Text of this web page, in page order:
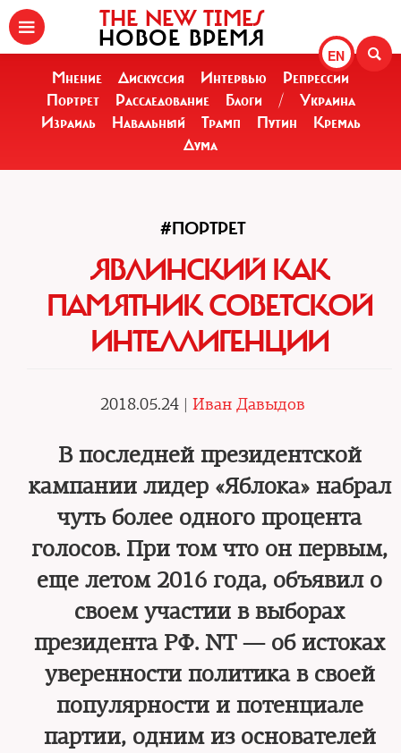
EN
THE NEW TIMES
НОВОЕ ВРЕМЯ
Мнение Дискуссия Интервью
Репрессии
Портрет
Расследование Блоги /
Украина
Израиль
Навальный Трамп Путин
Кремль
Дума
#ПОРТРЕТ
ЯВЛИНСКИЙ КАК
ПАМЯТНИК СОВЕТСКОЙ
ИНТЕЛЛИГЕНЦИИ
2018.05.24 | Иван Давыдов
В последней президентской
кампании лидер «Яблока» набрал
чуть более одного процента
голосов. При том что он первым,
еще летом 2016 года, объявил о
своем участии в выборах
президента РФ. NT — об истоках
уверенности политика в своей
популярности и потенциале
партии, одним из основателей